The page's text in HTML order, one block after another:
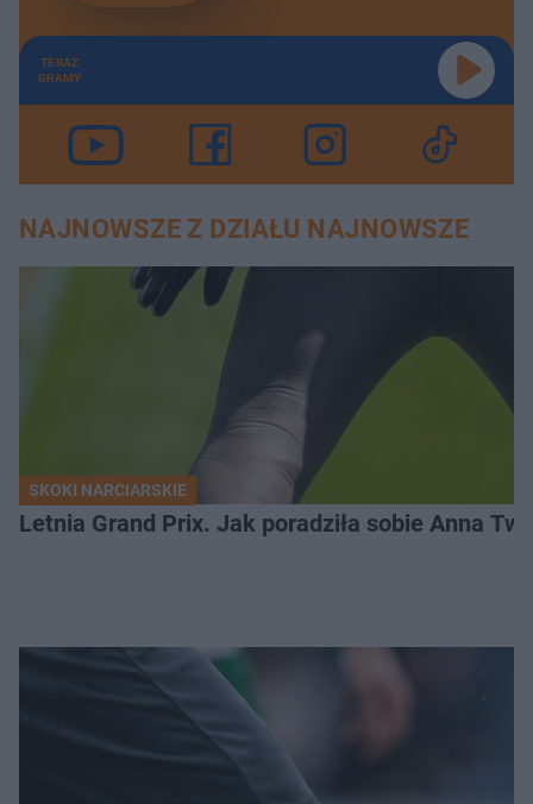
TERAZ
GRAMY
NAJNOWSZE Z DZIAŁU NAJNOWSZE
SKOKI NARCIARSKIE
Letnia Grand Prix. Jak poradziła sobie Anna